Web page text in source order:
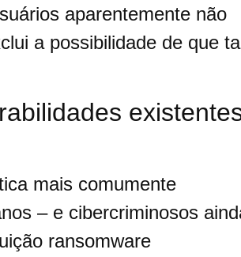
aparentemente não
a possibilidade de que
mais comumente
– e cibercriminosos
ransomware